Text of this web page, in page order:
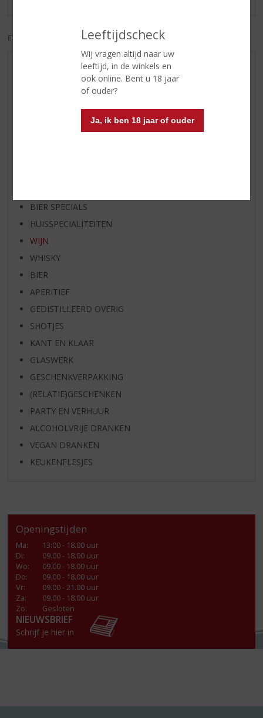
Leeftijdscheck
Wij vragen altijd naar uw
leeftijd, in de winkels en
ook online. Bent u 18 jaar
of ouder?
Ja, ik ben 18 jaar of ouder
EXCL. BTW INCL. BTW
AANBIEDINGEN
WIJN VAN DE MAAND
RUM VAN DE MAAND
BIER SPECIALS
HUISSPECIALITEITEN
WIJN
WHISKY
BIER
APERITIEF
GEDISTILLEERD OVERIG
SHOTJES
KANT EN KLAAR
GLASWERK
GESCHENKVERPAKKING
(RELATIE)GESCHENKEN
PARTY EN VERHUUR
ALCOHOLVRIJE DRANKEN
VEGAN DRANKEN
KEUKENFLESJES
Openingstijden
Ma:
13:00 - 18.00 uur
Di:
09.00 - 18.00 uur
Wo:
09.00 - 18.00 uur
Do:
09.00 - 18.00 uur
Vr:
09.00 - 21.00 uur
Za:
09.00 - 18.00 uur
Zo:
Gesloten
NIEUWSBRIEF
Schrijf je hier in